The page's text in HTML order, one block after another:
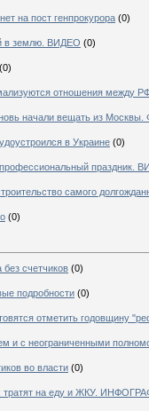
на пост генпрокурора (0)
в землю. ВИДЕО (0)
(0)
отношения между
начали вещать из
в Украине (0)
праздник.
самого
(0)
счетчиков (0)
подробности (0)
отметить годовщину
и с неограниченными
во власти (0)
тратят на еду и ЖКУ.